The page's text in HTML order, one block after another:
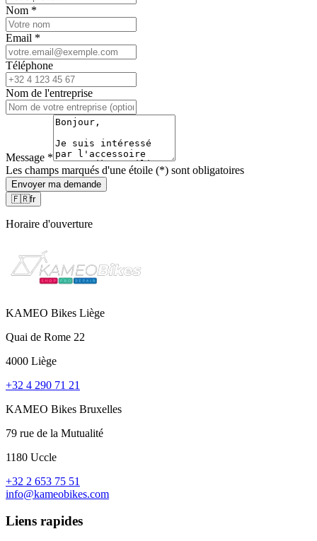
Nom *
Email *
Téléphone
Nom de l'entreprise
Message *
Les champs marqués d'une étoile (*) sont obligatoires
Envoyer ma demande
🇫🇷fr
Horaire d'ouverture
KAMEO Bikes Liège
Quai de Rome 22
4000 Liège
+32 4 290 71 21
KAMEO Bikes Bruxelles
79 rue de la Mutualité
1180 Uccle
+32 2 653 75 51
info@kameobikes.com
Liens rapides